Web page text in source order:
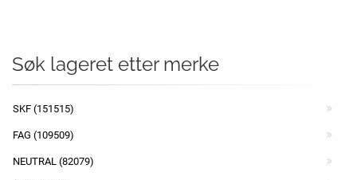
Søk lageret etter merke
SKF (151515)
FAG (109509)
NEUTRAL (82079)